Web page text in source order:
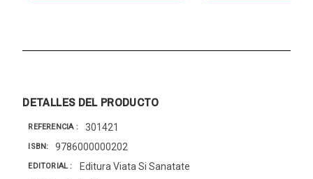
DETALLES DEL PRODUCTO
REFERENCIA 301421
ISBN 9786000000202
EDITORIAL Editura Viata Si Sanatate